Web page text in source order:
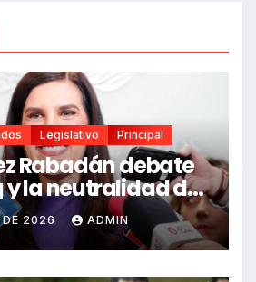
Legislativo Principal
Rabadán debate
y la neutralidad de
DE 2026 ADMIN